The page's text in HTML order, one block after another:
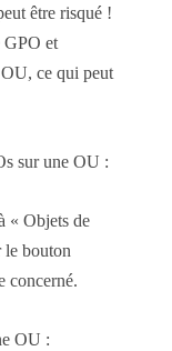
être risqué !
GPO et
ce qui peut
sur une OU :
« Objets de
le bouton
concerné.
OU :